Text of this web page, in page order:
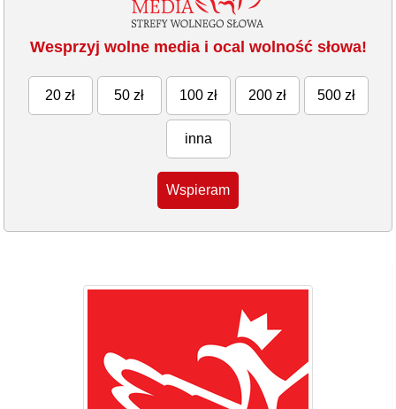
Wesprzyj wolne media i ocal wolność słowa!
20 zł 50 zł 100 zł 200 zł 500 zł
inna
Wspieram